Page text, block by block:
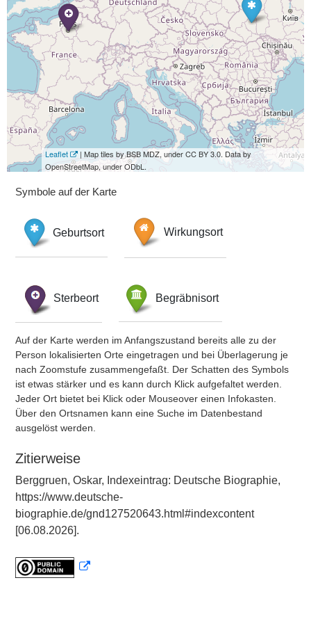
Leaflet
| Map tiles by BSB MDZ, under CC BY 3.0. Data by
OpenStreetMap, under ODbL.
Symbole auf der Karte
Geburtsort Wirkungsort
Sterbeort Begräbnisort
Auf der Karte werden im Anfangszustand bereits alle zu der
Person lokalisierten Orte eingetragen und bei Überlagerung je
nach Zoomstufe zusammengefaßt. Der Schatten des Symbols
ist etwas stärker und es kann durch Klick aufgefaltet werden.
Jeder Ort bietet bei Klick oder Mouseover einen Infokasten.
Über den Ortsnamen kann eine Suche im Datenbestand
ausgelöst werden.
Zitierweise
Berggruen, Oskar, Indexeintrag: Deutsche Biographie,
https://www.deutsche-
biographie.de/gnd127520643.html#indexcontent
[06.08.2026].